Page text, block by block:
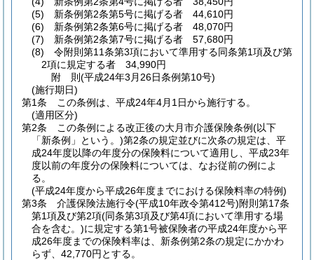
(5)
新条例第2条第5号に掲げる者 44,610円
(6)
新条例第2条第6号に掲げる者 48,070円
(7)
新条例第2条第7号に掲げる者 57,680円
(8)
令附則第11条第3項において準用する同条第1項及び第
2項に規定する者 34,990円
附 則(平成24年3月26日条例第10号)
(施行期日)
第1条
この条例は、平成24年4月1日から施行する。
(適用区分)
第2条
この条例による改正後の大月市介護保険条例(以下
「新条例」という。)第2条の規定並びに次条の規定は、平
成24年度以降の年度分の保険料について適用し、平成23年
度以前の年度分の保険料については、なお従前の例によ
る。
(平成24年度から平成26年度までにおける保険料率の特例)
第3条
介護保険法施行令(平成10年政令第412号)附則第17条
第1項及び第2項(同条第3項及び第4項において準用する場
合を含む。)に規定する第1号被保険者の平成24年度から平
成26年度までの保険料率は、新条例第2条の規定にかかわ
らず、42,770円とする。